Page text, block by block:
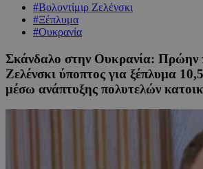
#Βολοντίμιρ Ζελένσκι
#Ξέπλυμα
#Ουκρανία
Σκάνδαλο στην Ουκρανία: Πρώην
Ζελένσκι ύποπτος για ξέπλυμα
μέσω ανάπτυξης πολυτελών